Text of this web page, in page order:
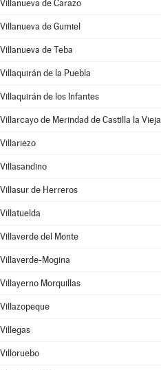
Villanueva de Carazo
Villanueva de Gumiel
Villanueva de Teba
Villaquirán de la Puebla
Villaquirán de los Infantes
Villarcayo de Merindad de Castilla la Vieja
Villariezo
Villasandino
Villasur de Herreros
Villatuelda
Villaverde del Monte
Villaverde-Mogina
Villayerno Morquillas
Villazopeque
Villegas
Villoruebo